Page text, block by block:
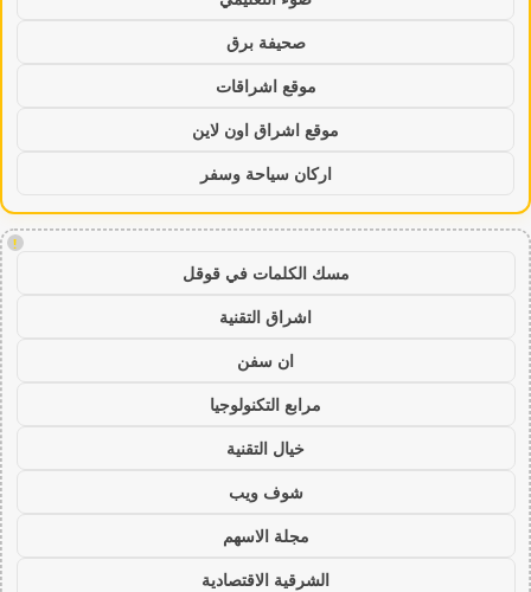
صحيفة برق
موقع اشراقات
موقع اشراق اون لاين
اركان سياحة وسفر
!
مسك الكلمات في قوقل
اشراق التقنية
ان سفن
مرابع التكنولوجيا
خيال التقنية
شوف ويب
مجلة الاسهم
الشرقية الاقتصادية